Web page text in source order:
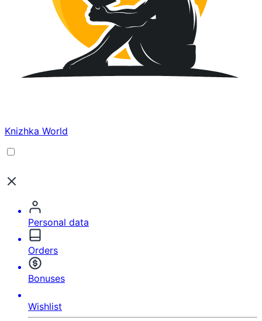
Knizhka World
Personal data
Orders
Bonuses
Wishlist